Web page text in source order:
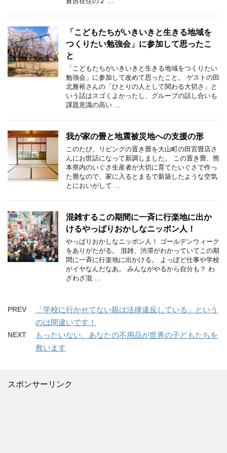
「こどもたちがいきいきと生きる地域を
つくりたい勉強会」に参加して思ったこ
と
「こどもたちがいきいきと生きる地域をつくりたい
勉強会」に参加して改めて思ったこと。 ゲストの田
北雅裕さんの「ひとりの人として関わる大切さ」と
いう話はスゴくよかったし、グループの話し合いも
課題意識の高い …
我が家の畳と地震被災地への支援の形
このたび、リビングの置き畳を大山町の田宮畳店さ
んにお世話になって新調しました。 この置き畳、熊
本県内のいぐさ生産者が大切に育てたいぐさで作っ
た畳なので、家に入るとまるで新築したような空気
とにおいがして …
混雑するこの期間に一斉に行楽地に出か
けるやっぱりおかしなニッポン人！
やっぱりおかしなニッポン人！ ゴールデンウィーク
をありがたがる。 混雑、渋滞がわかっていてこの期
間に一斉に行楽地に出かける。 よっぽど仕事や学校
がイヤなんだなあ。 みんながやるから自分も？ わ
ざわざ混 …
PREV
「学校に行かせてない親は法律違反している」という
のは間違いです！
NEXT
もったいない、あなたの不用品が世界の子どもたちを
救います
スポンサーリンク